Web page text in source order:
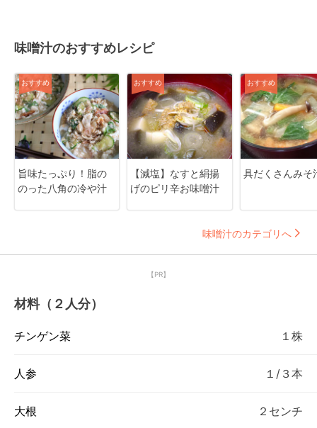
味噌汁のおすすめレシピ
おすすめ
旨味たっぷり！脂の
のった八角の冷や汁
おすすめ
【減塩】なすと絹揚
げのピリ辛お味噌汁
おすすめ
具だくさんみそ
味噌汁のカテゴリへ
【PR】
材料（２人分）
チンゲン菜 １株
人参 １/３本
大根 ２センチ